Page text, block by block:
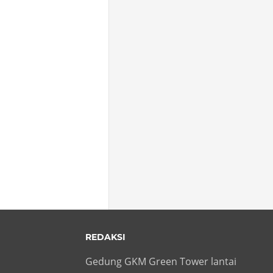
REDAKSI
Gedung GKM Green Tower lantai